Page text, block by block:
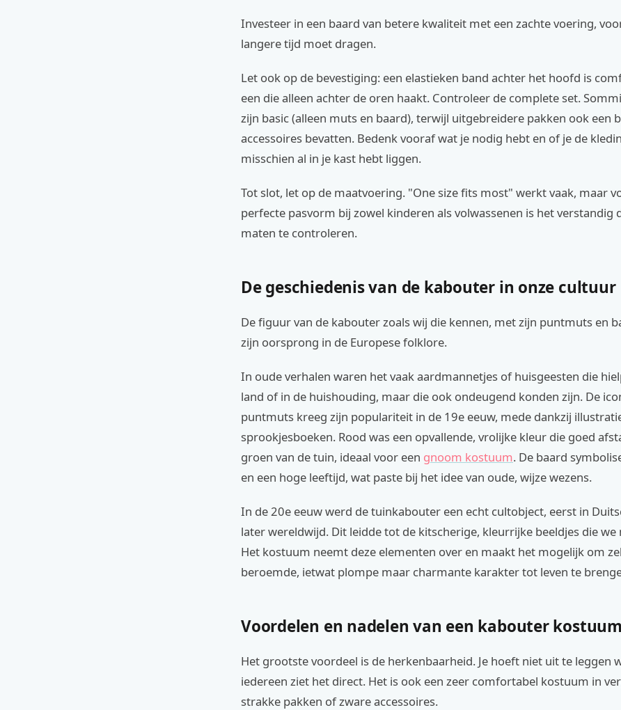
Investeer in een baard van betere kwaliteit met een zachte voering,
langere tijd moet dragen.
Let ook op de bevestiging: een elastieken band achter het hoofd is
een die alleen achter de oren haakt. Controleer de complete set.
zijn basic (alleen muts en baard), terwijl uitgebreidere pakken ook een
accessoires bevatten. Bedenk vooraf wat je nodig hebt en of je de
misschien al in je kast hebt liggen.
Tot slot, let op de maatvoering. "One size fits most" werkt vaak, maar
perfecte pasvorm bij zowel kinderen als volwassenen is het verstandig
maten te controleren.
De geschiedenis van de kabouter in onze cultuur
De figuur van de kabouter zoals wij die kennen, met zijn puntmuts en
zijn oorsprong in de Europese folklore.
In oude verhalen waren het vaak aardmannetjes of huisgeesten die
land of in de huishouding, maar die ook ondeugend konden zijn. De
puntmuts kreeg zijn populariteit in de 19e eeuw, mede dankzij
sprookjesboeken. Rood was een opvallende, vrolijke kleur die goed
groen van de tuin, ideaal voor een gnoom kostuum. De baard
en een hoge leeftijd, wat paste bij het idee van oude, wijze wezens.
In de 20e eeuw werd de tuinkabouter een echt cultobject, eerst in
later wereldwijd. Dit leidde tot de kitscherige, kleurrijke beeldjes die we
Het kostuum neemt deze elementen over en maakt het mogelijk om
beroemde, ietwat plompe maar charmante karakter tot leven te
Voordelen en nadelen van een kabouter kostuum
Het grootste voordeel is de herkenbaarheid. Je hoeft niet uit te leggen
iedereen ziet het direct. Het is ook een zeer comfortabel kostuum in
strakke pakken of zware accessoires.